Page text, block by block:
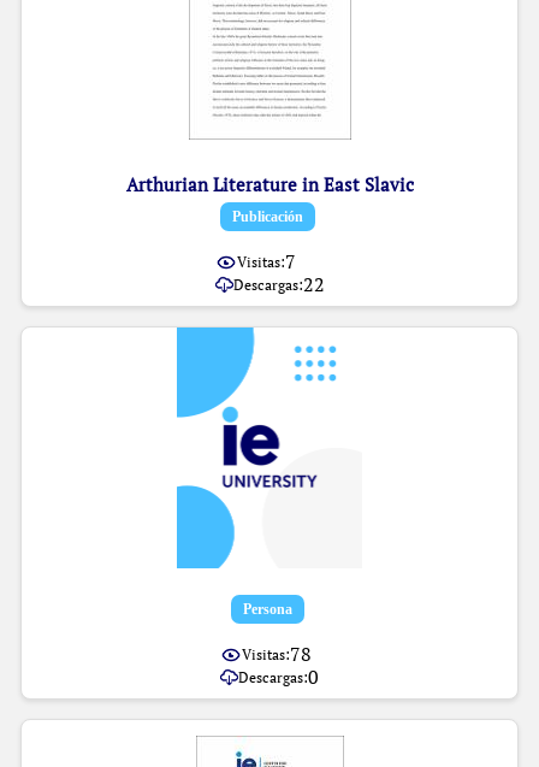
Arthurian Literature in East Slavic
Item type:
Publicación,
Visitas:7
Descargas:22
Item type:
Persona,
Visitas:78
Descargas:0